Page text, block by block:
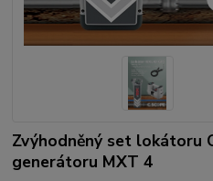
Zvýhodněný set lokátoru
generátoru MXT 4